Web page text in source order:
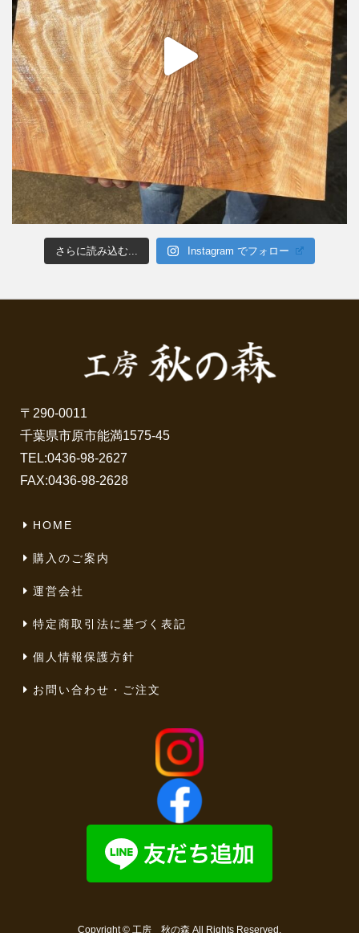
さらに読み込む... Instagram でフォロー
〒290-0011
千葉県市原市能満1575-45
TEL:0436-98-2627
FAX:0436-98-2628
HOME
購入のご案内
運営会社
特定商取引法に基づく表記
個人情報保護方針
お問い合わせ・ご注文
Copyright © 工房 秋の森 All Rights Reserved.